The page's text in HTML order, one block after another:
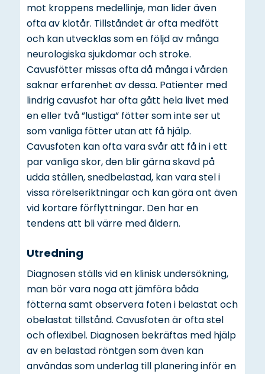
mot kroppens medellinje, man lider även
ofta av klotår. Tillståndet är ofta medfött
och kan utvecklas som en följd av många
neurologiska sjukdomar och stroke.
Cavusfötter missas ofta då många i vården
saknar erfarenhet av dessa. Patienter med
lindrig cavusfot har ofta gått hela livet med
en eller två ”lustiga” fötter som inte ser ut
som vanliga fötter utan att få hjälp.
Cavusfoten kan ofta vara svår att få in i ett
par vanliga skor, den blir gärna skavd på
udda ställen, snedbelastad, kan vara stel i
vissa rörelseriktningar och kan göra ont även
vid kortare förflyttningar. Den har en
tendens att bli värre med åldern.
Utredning
Diagnosen ställs vid en klinisk undersökning,
man bör vara noga att jämföra båda
fötterna samt observera foten i belastat och
obelastat tillstånd. Cavusfoten är ofta stel
och oflexibel. Diagnosen bekräftas med hjälp
av en belastad röntgen som även kan
användas som underlag till planering inför en